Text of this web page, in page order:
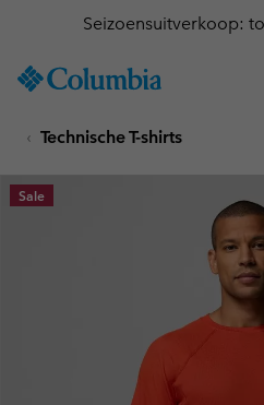
TO
SKIP
MAIN
NAV
Seizoensuitverkoop:
Technische T-shirts
Sale